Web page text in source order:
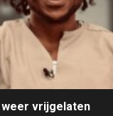
weer vrijgelaten